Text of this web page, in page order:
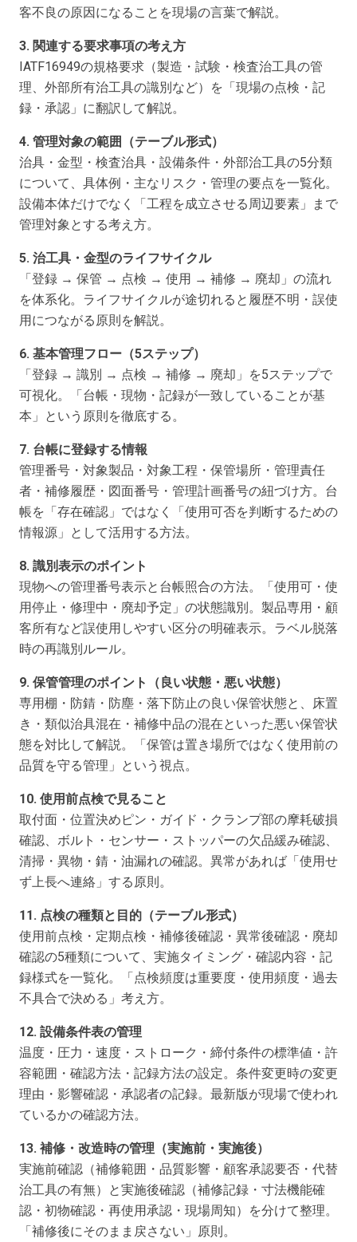
客不良の原因になることを現場の言葉で解説。
3. 関連する要求事項の考え方
IATF16949の規格要求（製造・試験・検査治工具の管
理、外部所有治工具の識別など）を「現場の点検・記
録・承認」に翻訳して解説。
4. 管理対象の範囲（テーブル形式）
治具・金型・検査治具・設備条件・外部治工具の5分類
について、具体例・主なリスク・管理の要点を一覧化。
設備本体だけでなく「工程を成立させる周辺要素」まで
管理対象とする考え方。
5. 治工具・金型のライフサイクル
「登録 → 保管 → 点検 → 使用 → 補修 → 廃却」の流れ
を体系化。ライフサイクルが途切れると履歴不明・誤使
用につながる原則を解説。
6. 基本管理フロー（5ステップ）
「登録 → 識別 → 点検 → 補修 → 廃却」を5ステップで
可視化。「台帳・現物・記録が一致していることが基
本」という原則を徹底する。
7. 台帳に登録する情報
管理番号・対象製品・対象工程・保管場所・管理責任
者・補修履歴・図面番号・管理計画番号の紐づけ方。台
帳を「存在確認」ではなく「使用可否を判断するための
情報源」として活用する方法。
8. 識別表示のポイント
現物への管理番号表示と台帳照合の方法。「使用可・使
用停止・修理中・廃却予定」の状態識別。製品専用・顧
客所有など誤使用しやすい区分の明確表示。ラベル脱落
時の再識別ルール。
9. 保管管理のポイント（良い状態・悪い状態）
専用棚・防錆・防塵・落下防止の良い保管状態と、床置
き・類似治具混在・補修中品の混在といった悪い保管状
態を対比して解説。「保管は置き場所ではなく使用前の
品質を守る管理」という視点。
10. 使用前点検で見ること
取付面・位置決めピン・ガイド・クランプ部の摩耗破損
確認、ボルト・センサー・ストッパーの欠品緩み確認、
清掃・異物・錆・油漏れの確認。異常があれば「使用せ
ず上長へ連絡」する原則。
11. 点検の種類と目的（テーブル形式）
使用前点検・定期点検・補修後確認・異常後確認・廃却
確認の5種類について、実施タイミング・確認内容・記
録様式を一覧化。「点検頻度は重要度・使用頻度・過去
不具合で決める」考え方。
12. 設備条件表の管理
温度・圧力・速度・ストローク・締付条件の標準値・許
容範囲・確認方法・記録方法の設定。条件変更時の変更
理由・影響確認・承認者の記録。最新版が現場で使われ
ているかの確認方法。
13. 補修・改造時の管理（実施前・実施後）
実施前確認（補修範囲・品質影響・顧客承認要否・代替
治工具の有無）と実施後確認（補修記録・寸法機能確
認・初物確認・再使用承認・現場周知）を分けて整理。
「補修後にそのまま戻さない」原則。